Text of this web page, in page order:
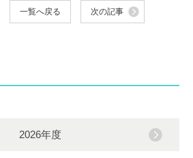
一覧へ戻る 次の記事
2026年度